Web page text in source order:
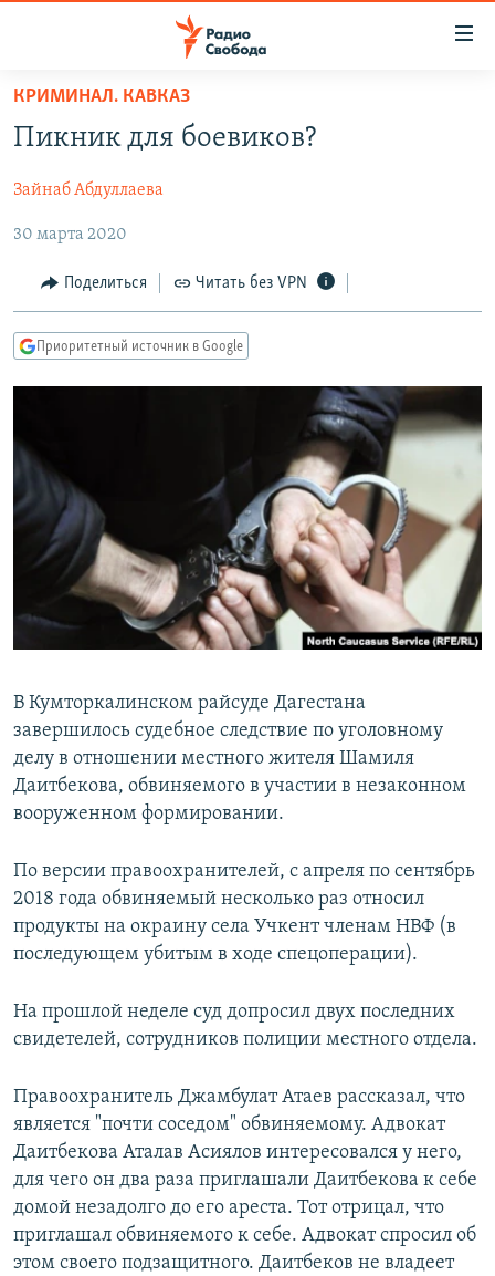
упрощенного
доступа
содержанию
Вернутся
главной
навигации
Вернутся
поиску
АВТОРСКИЕ ПРОЕКТЫ
ЦИТАТЫ СВОБОДЫ
МНЕНИЯ
КУЛЬТУРА
IDEL.РЕАЛИИ
СИБИРЬ.РЕАЛИИ
РАСПИСАНИЕ ВЕЩАНИЯ
ПОДПИШИТЕСЬ НА РАССЫЛКУ
СОЦИАЛЬНЫЕ СЕТИ
Все сайты РСЕ/РС
КРИМИНАЛ. КАВКАЗ
Пикник для боевиков?
Зайнаб Абдуллаева
30 марта 2020
Поделиться Читать без VPN
Приоритетный источник в Google
В Кумторкалинском райсуде Дагестана
завершилось судебное следствие по уголовному
делу в отношении местного жителя Шамиля
Даитбекова, обвиняемого в участии в незаконном
вооруженном формировании.
По версии правоохранителей, с апреля по сентябрь
2018 года обвиняемый несколько раз относил
продукты на окраину села Учкент членам НВФ (в
последующем убитым в ходе спецоперации).
На прошлой неделе суд допросил двух последних
свидетелей, сотрудников полиции местного отдела.
Правоохранитель Джамбулат Атаев рассказал, что
является "почти соседом" обвиняемому. Адвокат
Даитбекова Аталав Асиялов интересовался у него,
для чего он два раза приглашали Даитбекова к себе
домой незадолго до его ареста. Тот отрицал, что
приглашал обвиняемого к себе. Адвокат спросил об
этом своего подзащитного. Даитбеков не владеет